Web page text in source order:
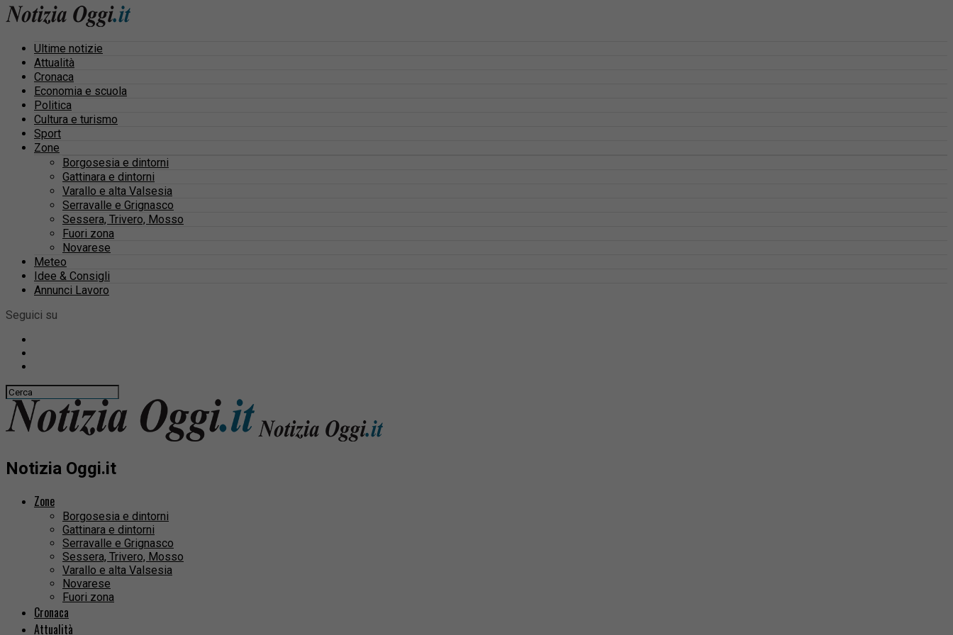
Ultime notizie
Attualità
Cronaca
Economia e scuola
Politica
Cultura e turismo
Sport
Zone
Borgosesia e dintorni
Gattinara e dintorni
Varallo e alta Valsesia
Serravalle e Grignasco
Sessera, Trivero, Mosso
Fuori zona
Novarese
Meteo
Idee & Consigli
Annunci Lavoro
Seguici su
Notizia Oggi.it
Zone
Borgosesia e dintorni
Gattinara e dintorni
Serravalle e Grignasco
Sessera, Trivero, Mosso
Varallo e alta Valsesia
Novarese
Fuori zona
Cronaca
Attualità